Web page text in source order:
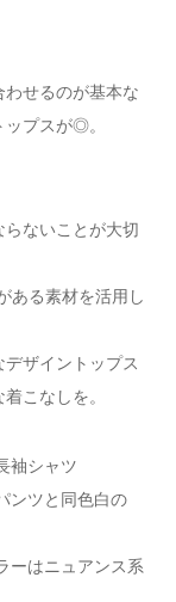
せるのが基本な
プスが◎。
ないことが大切
ある素材を活用し
ザイントップス
こなしを。
袖シャツ
ンツと同色白の
ーはニュアンス系